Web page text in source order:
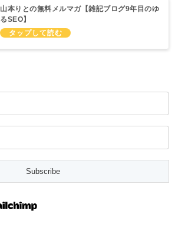
山本りとの無料メルマガ【雑記ブログ9年目のゆ
るSEO】